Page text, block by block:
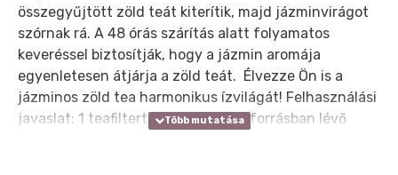
összegyűjtött zöld teát kiterítik, majd jázminvirágot
szórnak rá. A 48 órás szárítás alatt folyamatos
keveréssel biztosítják, hogy a jázmin aromája
egyenletesen átjárja a zöld teát. Élvezze Ön is a
jázminos zöld tea harmonikus ízvilágát! Felhasználási
javaslat: 1 teafiltert egy csészényi forrásban lévő